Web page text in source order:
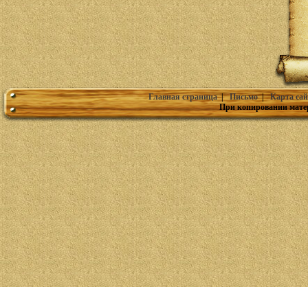
Главная страница|Письмо|Карта
При копировании